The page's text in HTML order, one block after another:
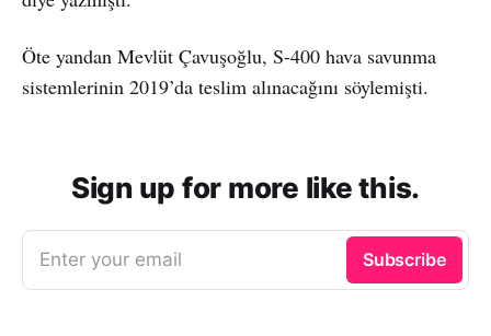
Öte yandan Mevlüt Çavuşoğlu, S-400 hava savunma
sistemlerinin 2019’da teslim alınacağını söylemişti.
Sign up for more like this.
Enter your email Subscribe